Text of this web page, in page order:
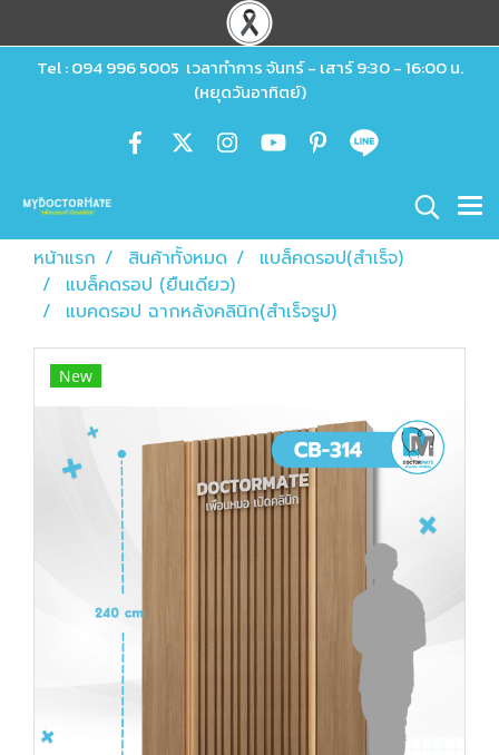
Tel : 094 996 5005 เวลาทำการ จันทร์ - เสาร์ 9:30 - 16:00 น.
(หยุดวันอาทิตย์)
หน้าแรก สินค้าทั้งหมด
แบล็คดรอป(สำเร็จ)
แบล็คดรอป (ยืนเดียว)
แบคดรอป ฉากหลังคลินิก(สำเร็จรูป)
New